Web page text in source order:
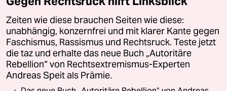
Zeiten wie diese brauchen Seiten wie diese:
unabhängig, konzernfrei und mit klarer Kante gegen
Faschismus, Rassismus und Rechtsruck. Teste jetzt
die taz und erhalte das neue Buch „Autoritäre
Rebellion“ von Rechtsextremismus-Experten
Andreas Speit als Prämie.